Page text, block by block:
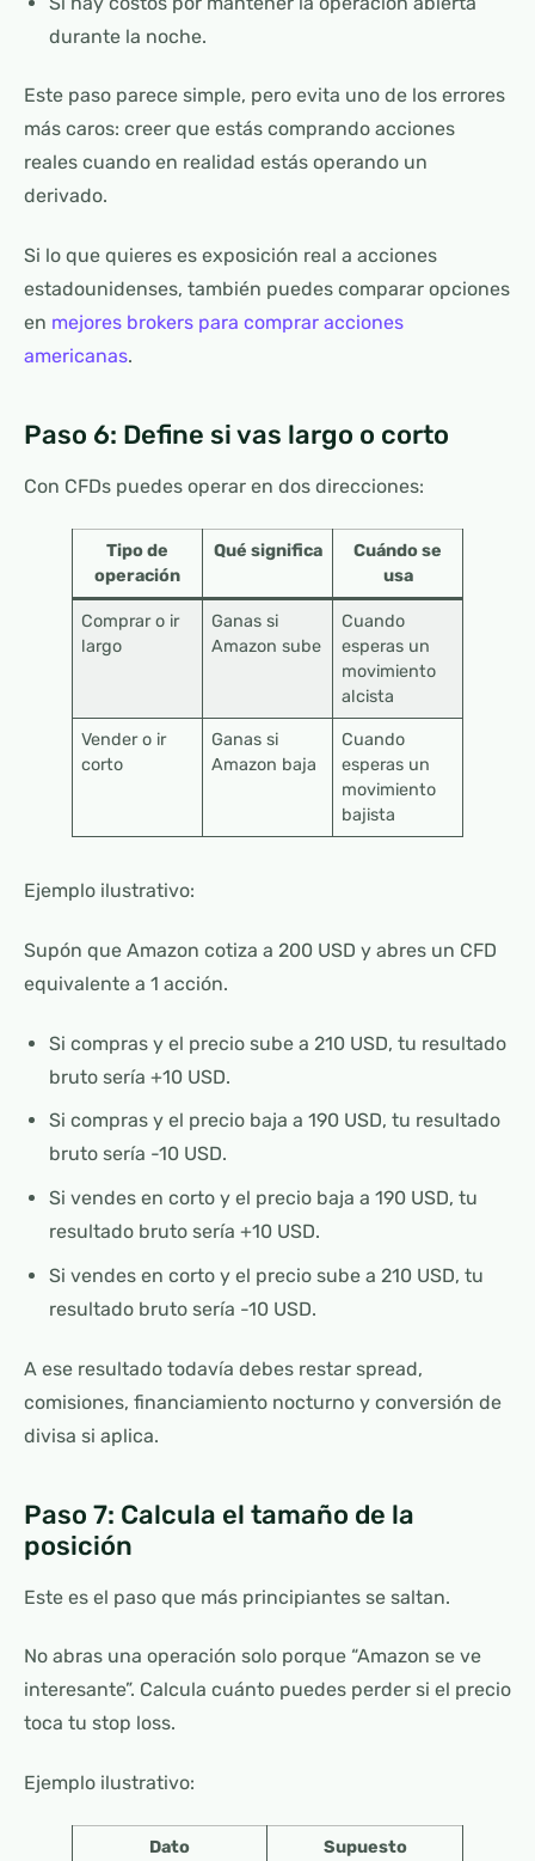
durante la noche.
Este paso parece simple, pero evita uno de los errores
más caros: creer que estás comprando acciones
reales cuando en realidad estás operando un
derivado.
Si lo que quieres es exposición real a acciones
estadounidenses, también puedes comparar opciones
en mejores brokers para comprar acciones
americanas.
Paso 6: Define si vas largo o corto
Con CFDs puedes operar en dos direcciones:
Tipo de
operación
Qué significa
Cuándo se
usa
Comprar o ir
largo
Ganas si
Amazon sube
Cuando
esperas un
movimiento
alcista
Vender o ir
corto
Ganas si
Amazon baja
Cuando
esperas un
movimiento
bajista
Ejemplo ilustrativo:
Supón que Amazon cotiza a 200 USD y abres un CFD
equivalente a 1 acción.
Si compras y el precio sube a 210 USD, tu resultado
bruto sería +10 USD.
Si compras y el precio baja a 190 USD, tu resultado
bruto sería -10 USD.
Si vendes en corto y el precio baja a 190 USD, tu
resultado bruto sería +10 USD.
Si vendes en corto y el precio sube a 210 USD, tu
resultado bruto sería -10 USD.
A ese resultado todavía debes restar spread,
comisiones, financiamiento nocturno y conversión de
divisa si aplica.
Paso 7: Calcula el tamaño de la
posición
Este es el paso que más principiantes se saltan.
No abras una operación solo porque “Amazon se ve
interesante”. Calcula cuánto puedes perder si el precio
toca tu stop loss.
Ejemplo ilustrativo:
Dato Supuesto